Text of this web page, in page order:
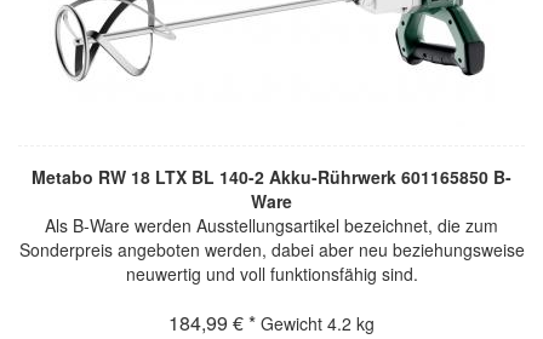
Metabo RW 18 LTX BL 140-2 Akku-Rührwerk 601165850 B-
Ware
Als B-Ware werden Ausstellungsartikel bezeichnet, die zum
Sonderpreis angeboten werden, dabei aber neu beziehungsweise
neuwertig und voll funktionsfähig sind.
184,99 € * Gewicht 4.2 kg